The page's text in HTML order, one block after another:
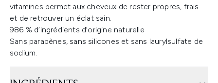
vitamines permet aux cheveux de rester propres, frais
et de retrouver un éclat sain.
986 % d’ingrédients d’origine naturelle
Sans parabènes, sans silicones et sans laurylsulfate de
sodium.